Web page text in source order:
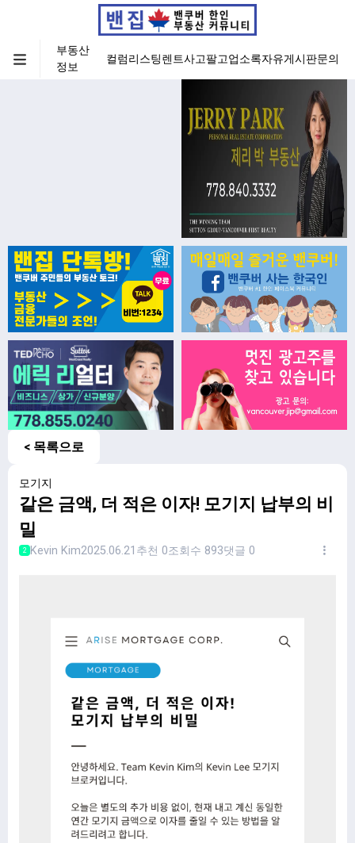
부동산
정보
컬럼리스팅렌트사고팔고업소록자유게시판문의
< 목록으로
모기지
같은 금액, 더 적은 이자! 모기지 납부의 비
밀
2 Kevin Kim2025.06.21 추천 0조회수 893댓글 0